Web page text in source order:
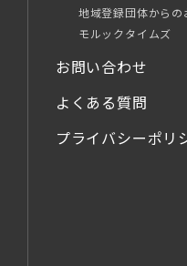
地域登録団体からの
モルックタイムズ
お問い合わせ
よくある質問
プライバシーポリ